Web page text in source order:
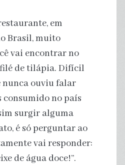
em
Brasil, muito
vai encontrar no
de tilápia. Difícil
nunca ouviu falar
consumido no país
surgir alguma
é só perguntar ao
vai responder:
de água doce!”.